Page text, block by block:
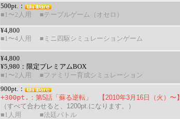
500pt.：
■1〜2人用
■テーブルゲーム（オセロ）
¥4,800
■1〜4人用
■ミニ四駆シミュレーションゲーム
¥4,800
¥5,980： 限定プレミアムBOX
■1〜2人用
■ファミリー育成シミュレーション
900pt.：
+300pt. ： 第5話「蘇る逆転」 【2010年3月16日（火）〜】
（すべて合わせると、1200pt.になります。）
■1人用 ■法廷バトル